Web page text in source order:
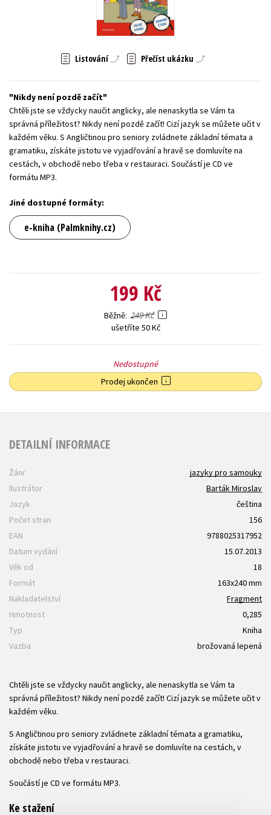
Zahraniční literatura
Listování Přečíst ukázku
Nikdy není pozdě začít
Chtěli jste se vždycky naučit anglicky, ale nenaskytla se Vám ta
správná příležitost? Nikdy není pozdě začít! Cizí jazyk se můžete učit v
každém věku. S Angličtinou pro seniory zvládnete základní témata a
gramatiku, získáte jistotu ve vyjadřování a hravě se domluvíte na
cestách, v obchodě nebo třeba v restauraci. Součástí je CD ve
formátu MP3.
Jiné dostupné formáty:
e-kniha (Palmknihy.cz)
199 Kč
Běžně 249 Kč
ušetříte 50 Kč
Nedostupné
Prodej ukončen
DETAILNÍ INFORMACE
Žánr
jazyky pro samouky
Ilustrátor
Barták Miroslav
Jazyk
čeština
Počet stran
156
EAN
9788025317952
Datum vydání
15.07.2013
Věk od
18
Formát
163x240 mm
Nakladatelství
Fragment
Hmotnost
0,285
Typ
Kniha
Vazba
brožovaná lepená
Chtěli jste se vždycky naučit anglicky, ale nenaskytla se Vám ta
správná příležitost? Nikdy není pozdě začít! Cizí jazyk se můžete učit v
každém věku.
S Angličtinou pro seniory zvládnete základní témata a gramatiku,
získáte jistotu ve vyjadřování a hravě se domluvíte na cestách, v
obchodě nebo třeba v restauraci.
Součástí je CD ve formátu MP3.
Ke stažení